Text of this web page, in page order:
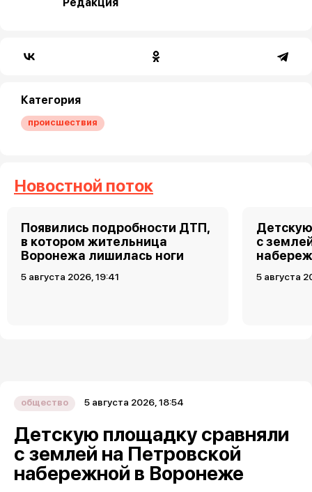
Категория
происшествия
Новостной поток
Появились подробности ДТП,
в котором жительница
Воронежа лишилась ноги
5 августа 2026, 19:41
с
5 августа
общество 5 августа 2026, 18:54
Детскую площадку сравняли
с землей на Петровской
набережной в Воронеже